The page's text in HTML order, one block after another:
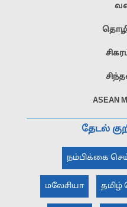
ASEAN
தேடல்
நம்பிக்கை
மலேசியா தமிழ்